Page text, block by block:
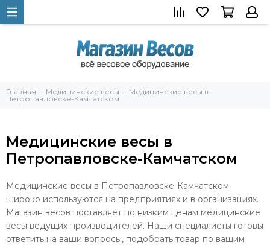
Главная Медицинские весы
Медицинские весы в
Петропавловске-Камчатском
Медицинские весы в
Петропавловске-Камчатском
Медицинские весы в Петропавловске-Камчатском
широко используются на предприятиях и в организациях.
Магазин весов поставляет по низким ценам медицинские
весы ведущих производителей. Наши специалисты готовы
ответить на ваши вопросы, подобрать товар по вашим